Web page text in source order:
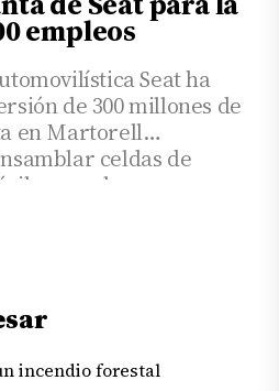
empleos
Seat ha
de 300 millones de
en Martorell
celdas de
con la que